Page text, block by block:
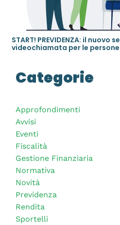
START! PREVIDENZA: il nuovo
videochiamata per le
Categorie
Approfondimenti
Avvisi
Eventi
Fiscalità
Gestione Finanziaria
Normativa
Novità
Previdenza
Rendita
Sportelli